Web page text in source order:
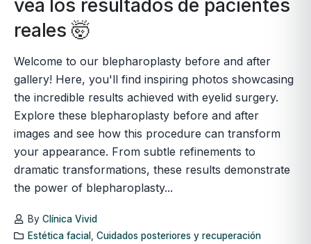
vea los resultados de pacientes
reales 🤯
Welcome to our blepharoplasty before and after
gallery! Here, you'll find inspiring photos showcasing
the incredible results achieved with eyelid surgery.
Explore these blepharoplasty before and after
images and see how this procedure can transform
your appearance. From subtle refinements to
dramatic transformations, these results demonstrate
the power of blepharoplasty...
By Clínica Vivid
Estética facial
Cuidados posteriores y recuperación